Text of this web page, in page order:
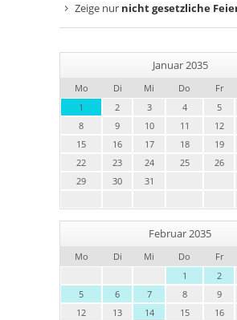
Zeige nur nicht gesetzliche
Januar 2035
Mo Di Mi Do Fr
1
2 3 4 5
8
9 10 11 12
15
16 17 18 19
22
23 24 25 26
29
30 31
Februar 2035
Mo Di Mi Do Fr
1
2
5
6 7 8 9
12
13 14 15 16